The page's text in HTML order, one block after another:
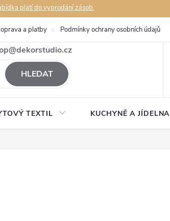
platí do vyprodání zásob.
a platby Podmínky ochrany osobních údajů
HLEDAT
TEXTIL KUCHYNĚ A JÍDELNA